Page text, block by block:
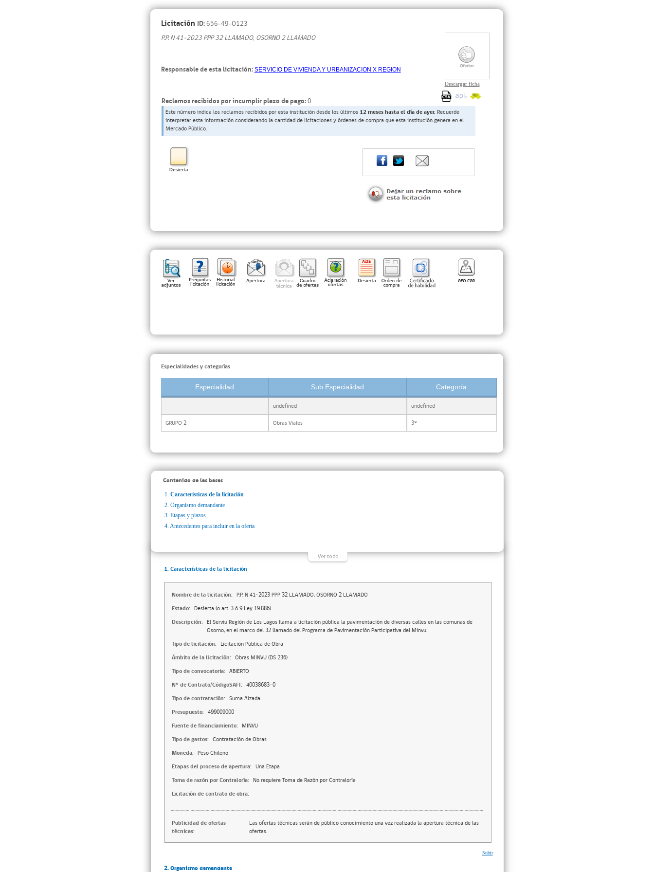
Licitación ID:656-49-O123
P.P. N 41-2023 PPP 32 LLAMADO, OSORNO 2 LLAMADO
Responsable de esta licitación:SERVICIO DE VIVIENDA Y URBANIZACION X REGION
Reclamos recibidos por incumplir plazo de pago:0
Este número indica los reclamos recibidos por esta institución desde los últimos 12 meses hasta el día de ayer. Recuerde
interpretar esta información considerando la cantidad de licitaciones y órdenes de compra que esta institución genera en el
Mercado Público.
Descargar ficha
Especialidades y categorías
Especialidad Sub Especialidad Categoría
undefined undefined
GRUPO 2 Obras Viales 3°
Contenido de las bases
1. Características de la licitación
2. Organismo demandante
3. Etapas y plazos
4. Antecedentes para incluir en la oferta
1. Características de la licitación
Nombre de la licitación: P.P. N 41-2023 PPP 32 LLAMADO, OSORNO 2 LLAMADO
Estado: Desierta (o art. 3 ó 9 Ley 19.886)
Descripción: El Serviu Región de Los Lagos llama a licitación pública la pavimentación de diversas calles en las comunas de
Osorno, en el marco del 32 llamado del Programa de Pavimentación Participativa del Minvu.
Tipo de licitación: Licitación Pública de Obra
Ámbito de la licitación: Obras MINVU (DS 236)
Tipo de convocatoria: ABIERTO
N° de Contrato/CódigoSAFI: 40038683-0
Tipo de contratación: Suma Alzada
Presupuesto: 499009000
Fuente de financiamiento: MINVU
Tipo de gastos: Contratación de Obras
Moneda: Peso Chileno
Etapas del proceso de apertura: Una Etapa
Toma de razón por Contraloría: No requiere Toma de Razón por Contraloría
Licitación de contrato de obra:
Publicidad de ofertas
técnicas:
Las ofertas técnicas serán de público conocimiento una vez realizada la apertura técnica de las
ofertas.
Subir
2. Organismo demandante